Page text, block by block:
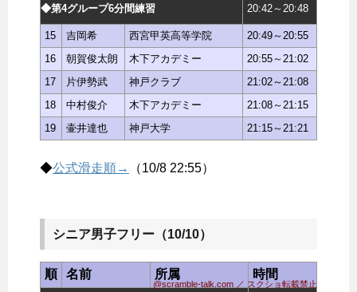
◆第4グループ6分間練習 20:42～20:48
15 吉岡希 西宮甲英高等学院
20:49～20:55
16
朝賀俊太朗 木下アカデミー
20:55～21:02
17
片伊勢武 神戸クラブ
21:02～21:08
18
中村俊介 木下アカデミー
21:08～21:15
19
壷井達也 神戸大学 21:15～21:21
◆公式滑走順→ （10/8 22:55）
シニア男子フリー（10/10）
@scramble-talk.com ／ スクショ転載禁止
順 名前 所属 時間